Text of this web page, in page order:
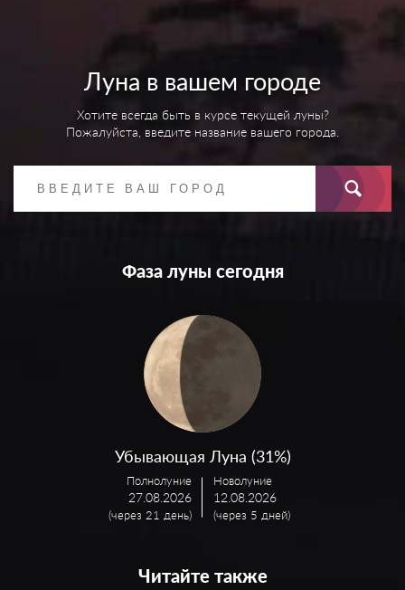
Луна в вашем городе
Хотите всегда быть в курсе текущей луны?
Пожалуйста, введите название вашего города.
Фаза луны сегодня
Убывающая Луна (31%)
Полнолуние
27.08.2026
(через 21 день)
Новолуние
12.08.2026
(через 5 дней)
Читайте также